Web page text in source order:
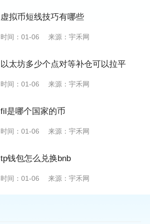
虚拟币短线技巧有哪些
时间：01-06 来源：宇禾网
以太坊多少个点对等补仓可以拉平
时间：01-06 来源：宇禾网
fil是哪个国家的币
时间：01-06 来源：宇禾网
tp钱包怎么兑换bnb
时间：01-06 来源：宇禾网